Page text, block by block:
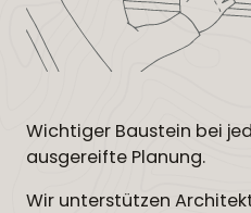
Wichtiger Baustein bei
ausgereifte Planung.
Wir unterstützen